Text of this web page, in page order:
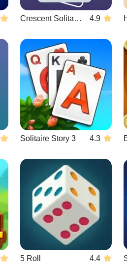
Crescent Solitaire 4.9
Solitaire Story 3 4.3
5 Roll 4.4